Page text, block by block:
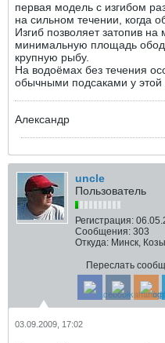
первая модель с изгибом
на сильном течении, когда
Изгиб позволяет затопив
минимальную площадь
крупную рыбу.
На водоёмах без течения
обычными подсаками у этой
Александр
uncle
Пользователь
Регистрация:
Сообщения: 303
Откуда: Минск,
Переслать
03.09.2009, 17:02